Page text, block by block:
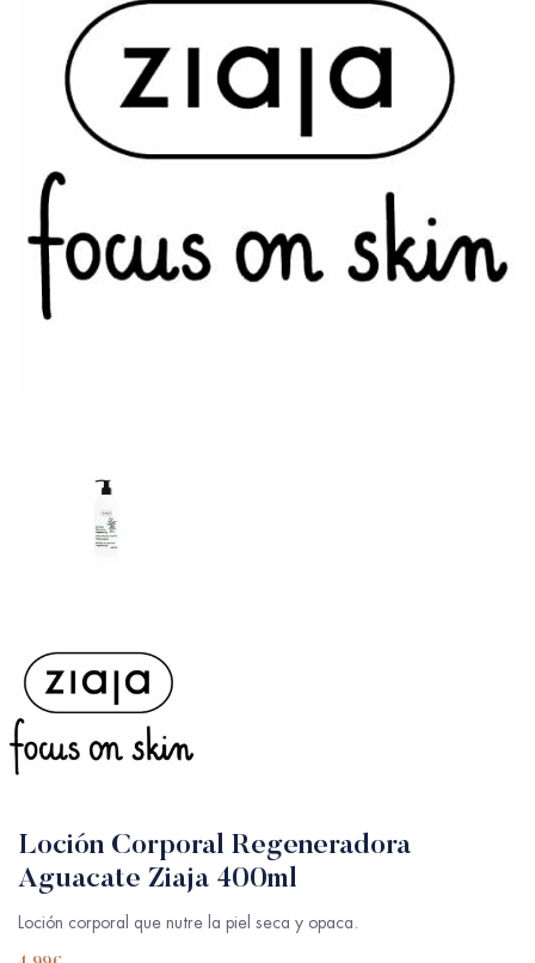
Loción Corporal Regeneradora
Aguacate Ziaja 400ml
Loción corporal que nutre la piel seca y opaca.